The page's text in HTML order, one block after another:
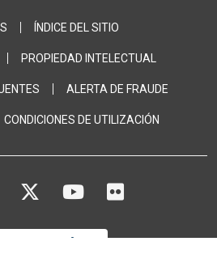
ÍNDICE DEL SITIO
PROPIEDAD INTELECTUAL
ALERTA DE FRAUDE
CONDICIONES DE UTILIZACIÓN
TWITTERYOUTUBE
FLICKR